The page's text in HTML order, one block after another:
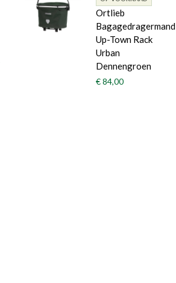
Ortlieb
Bagagedragermand
Up-Town Rack
Urban
Dennengroen
€ 84,00